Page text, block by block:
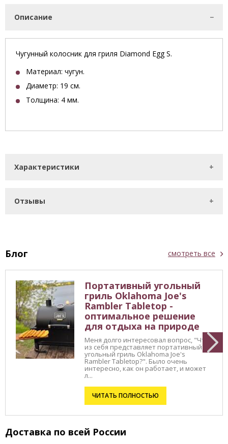
Описание
Чугунный колосник для гриля Diamond Egg S.
Материал: чугун.
Диаметр: 19 см.
Толщина: 4 мм.
Характеристики
Отзывы
Блог смотреть все
Портативный угольный
гриль Oklahoma Joe's
Rambler Tabletop -
оптимальное решение
для отдыха на природе
Меня долго интересовал вопрос, "Что
из себя представляет портативный
угольный гриль Oklahoma Joe's
Rambler Tabletop?". Было очень
интересно, как он работает, и может
л...
ЧИТАТЬ ПОЛНОСТЬЮ
Доставка по всей России